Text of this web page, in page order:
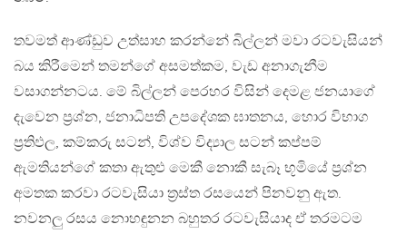
තවමත් ආණ්ඩුව උත්සාහ කරන්නේ බිල්ලන් මවා රටවැසියන්
බය කිරීමෙන් තමන්ගේ අසමත්කම, වැඩ අනාගැනීම
වසාගන්නටය. මේ බිල්ලන් පෙරහර විසින් දෙමළ ජනයාගේ
දැවෙන ප්‍රශ්න, ජනාධිපති උපදේශක ඝාතනය, හොර විභාග
ප්‍රතිඵල, කම්කරු සටන්, විශ්ව විද්‍යාල සටන් කප්පම්
ඇමතියන්ගේ කතා ඇතුළු මෙකී නොකී සැබෑ භූමියේ ප්‍රශ්න
අමතක කරවා රටවැසියා ත්‍රස්ත රසයෙන් පිනවනු ඇත.
නවනලු රසය නොහඳුනන බහුතර රටවැසියාද ඒ තරමටම